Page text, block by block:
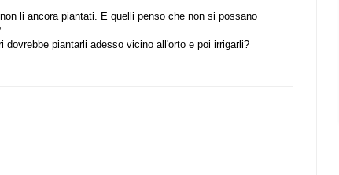
li ancora piantati. E quelli penso che non si possano
piantarli adesso vicino all'orto e poi irrigarli?